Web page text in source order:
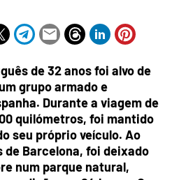
de 32 anos foi alvo de
grupo armado e
Durante a viagem de
quilómetros, foi mantido
seu próprio veículo. Ao
de Barcelona, foi deixado
num parque natural,